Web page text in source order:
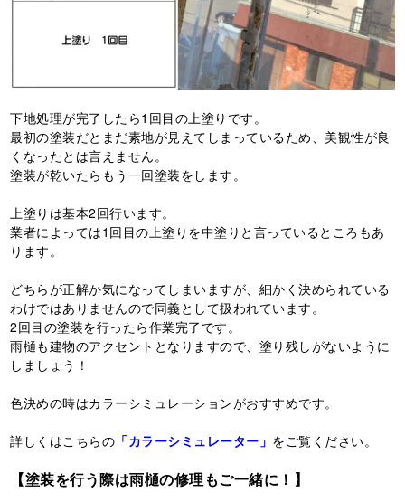
下地処理が完了したら1回目の上塗りです。
最初の塗装だとまだ素地が見えてしまっているため、美観性が良
くなったとは言えません。
塗装が乾いたらもう一回塗装をします。
上塗りは基本2回行います。
業者によっては1回目の上塗りを中塗りと言っているところもあ
ります。
どちらが正解か気になってしまいますが、細かく決められている
わけではありませんので同義として扱われています。
2回目の塗装を行ったら作業完了です。
雨樋も建物のアクセントとなりますので、塗り残しがないように
しましょう！
色決めの時はカラーシミュレーションがおすすめです。
詳しくはこちらの 「カラーシミュレーター」 をご覧ください。
【塗装を行う際は雨樋の修理もご一緒に！】